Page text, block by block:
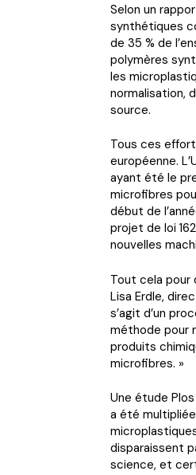
Selon un
synthétiques
de 35 % de
polymères
les
normalisation,
source.
Tous ces
européenne.
ayant été le
microfibres
début de
projet de loi
nouvelles
Tout cela pour
Lisa Erdle,
s’agit d’un
méthode pour
produits
microfibres. »
Une étude
a été
disparaissent
science, et